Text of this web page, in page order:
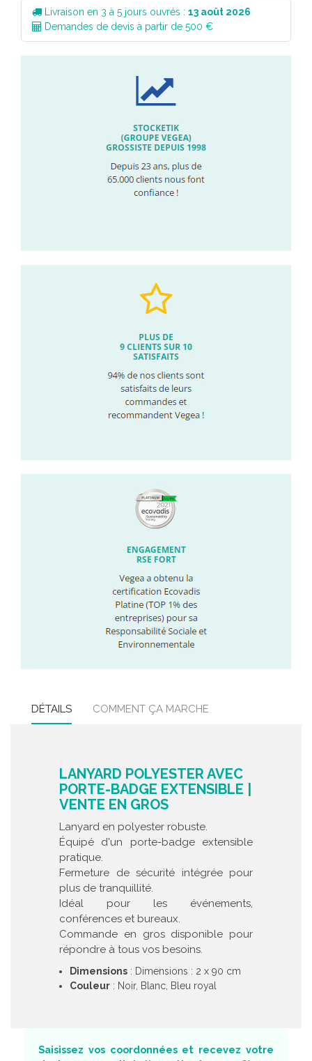
Livraison en 3 à 5 jours ouvrés : 13 août 2026
Demandes de devis à partir de 500 €
DÉTAILS COMMENT ÇA MARCHE
LANYARD POLYESTER AVEC
PORTE-BADGE EXTENSIBLE |
VENTE EN GROS
Lanyard en polyester robuste.
Équipé d'un porte-badge extensible
pratique.
Fermeture de sécurité intégrée pour
plus de tranquillité.
Idéal pour les événements,
conférences et bureaux.
Commande en gros disponible pour
répondre à tous vos besoins.
Dimensions : Dimensions : 2 x 90 cm
Couleur : Noir, Blanc, Bleu royal
Saisissez vos coordonnées et recevez votre